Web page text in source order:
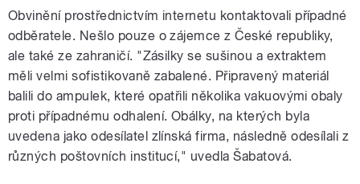
Obvinění prostřednictvím internetu kontaktovali případné
odběratele. Nešlo pouze o zájemce z České republiky,
ale také ze zahraničí. "Zásilky se sušinou a extraktem
měli velmi sofistikovaně zabalené. Připravený materiál
balili do ampulek, které opatřili několika vakuovými obaly
proti případnému odhalení. Obálky, na kterých byla
uvedena jako odesílatel zlínská firma, následně odesílali z
různých poštovních institucí," uvedla Šabatová.